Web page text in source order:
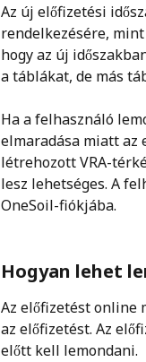
Az új előfizetési
rendelkezésére,
hogy az új
a táblákat, de más
Ha a felhasználó
elmaradása miatt az
létrehozott VRA-
lesz lehetséges. A
OneSoil-fiókjába.
Hogyan lehet
Az előfizetést online
az előfizetést. Az
előtt kell lemondani.